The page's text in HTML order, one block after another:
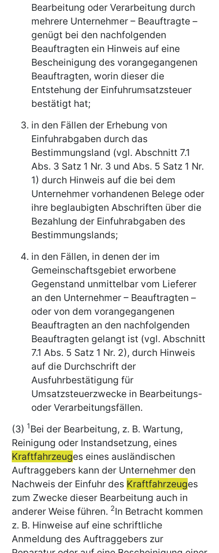
Bearbeitung oder Verarbeitung durch
mehrere Unternehmer – Beauftragte –
genügt bei den nachfolgenden
Beauftragten ein Hinweis auf eine
Bescheinigung des vorangegangenen
Beauftragten, worin dieser die
Entstehung der Einfuhrumsatzsteuer
bestätigt hat;
in den Fällen der Erhebung von
Einfuhrabgaben durch das
Bestimmungsland (vgl. Abschnitt 7.1
Abs. 3 Satz 1 Nr. 3 und Abs. 5 Satz 1 Nr.
1) durch Hinweis auf die bei dem
Unternehmer vorhandenen Belege oder
ihre beglaubigten Abschriften über die
Bezahlung der Einfuhrabgaben des
Bestimmungslands;
in den Fällen, in denen der im
Gemeinschaftsgebiet erworbene
Gegenstand unmittelbar vom Lieferer
an den Unternehmer – Beauftragten –
oder von dem vorangegangenen
Beauftragten an den nachfolgenden
Beauftragten gelangt ist (vgl. Abschnitt
7.1 Abs. 5 Satz 1 Nr. 2), durch Hinweis
auf die Durchschrift der
Ausfuhrbestätigung für
Umsatzsteuerzwecke in Bearbeitungs-
oder Verarbeitungsfällen.
(3) 1Bei der Bearbeitung, z. B. Wartung,
Reinigung oder Instandsetzung, eines
Kraftfahrzeuges eines ausländischen
Auftraggebers kann der Unternehmer den
Nachweis der Einfuhr des Kraftfahrzeuges
zum Zwecke dieser Bearbeitung auch in
anderer Weise führen. 2In Betracht kommen
z. B. Hinweise auf eine schriftliche
Anmeldung des Auftraggebers zur